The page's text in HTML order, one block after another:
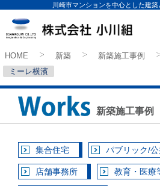
川崎市マンションを中心とした建
HOME >新築 >新築施工事例
ミーレ横濱
新築施工事例
集合住宅 パブリック/
店舗事務所 教育・医療